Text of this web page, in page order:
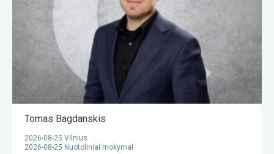
Tomas Bagdanskis
2026-08-25 Vilnius
2026-08-25 Nuotoliniai mokymai